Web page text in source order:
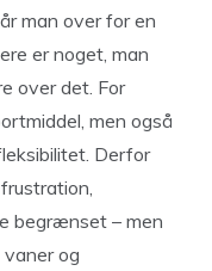
man over for en
er noget, man
over det. For
men også
Derfor
begrænset – men
og